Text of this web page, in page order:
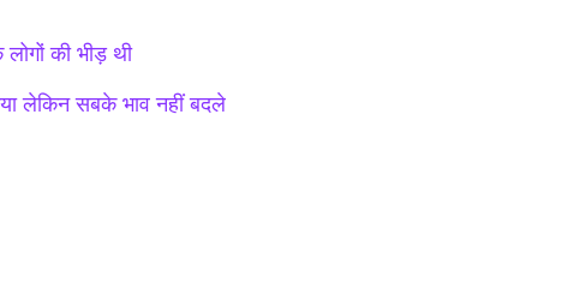
की भीड़ थी
गया लेकिन सबके भाव नहीं बदले